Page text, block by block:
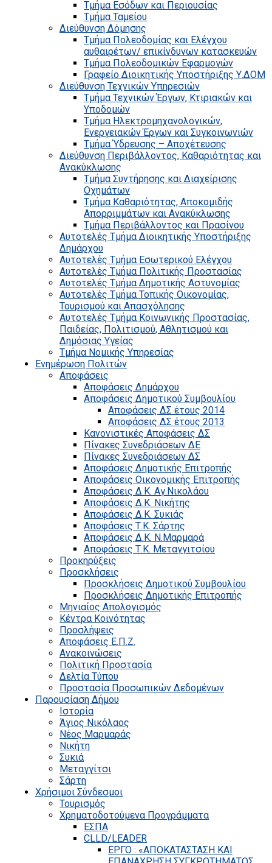
Τμήμα Εσόδων και Περιουσίας
Τμήμα Ταμείου
Διεύθυνση Δόμησης
Τμήμα Πολεοδομίας και Ελέγχου
αυθαιρέτων/ επικίνδυνων κατασκευών
Τμήμα Πολεοδομικών Εφαρμογών
Γραφείο Διοικητικής Υποστήριξης Υ.ΔΟΜ
Διεύθυνση Τεχνικών Υπηρεσιών
Τμήμα Τεχνικών Έργων, Κτιριακών και
Υποδομών
Τμήμα Ηλεκτρομηχανολογικών,
Ενεργειακών Έργων και Συγκοινωνιών
Τμήμα Ύδρευσης – Αποχέτευσης
Διεύθυνση Περιβάλλοντος, Καθαριότητας και
Ανακύκλωσης
Τμήμα Συντήρησης και Διαχείρισης
Οχημάτων
Τμήμα Καθαριότητας, Αποκομιδής
Απορριμμάτων και Ανακύκλωσης
Τμήμα Περιβάλλοντος και Πρασίνου
Αυτοτελές Τμήμα Διοικητικής Υποστήριξης
Δημάρχου
Αυτοτελές Τμήμα Εσωτερικού Ελέγχου
Αυτοτελές Τμήμα Πολιτικής Προστασίας
Αυτοτελές Τμήμα Δημοτικής Αστυνομίας
Αυτοτελές Τμήμα Τοπικής Οικονομίας,
Τουρισμού και Απασχόλησης
Αυτοτελές Τμήμα Κοινωνικής Προστασίας,
Παιδείας, Πολιτισμού, Αθλητισμού και
Δημόσιας Υγείας
Τμήμα Νομικής Υπηρεσίας
Ενημέρωση Πολιτών
Αποφάσεις
Αποφάσεις Δημάρχου
Αποφάσεις Δημοτικού Συμβουλίου
Αποφάσεις ΔΣ έτους 2014
Αποφάσεις ΔΣ έτους 2013
Κανονιστικές Αποφάσεις ΔΣ
Πίνακες Συνεδριάσεων ΔΕ
Πίνακες Συνεδριάσεων ΔΣ
Αποφάσεις Δημοτικής Επιτροπής
Αποφάσεις Οικονομικής Επιτροπής
Αποφάσεις Δ.Κ. Αγ.Νικολάου
Αποφάσεις Δ.Κ. Νικήτης
Αποφάσεις Δ.Κ. Συκιάς
Αποφάσεις Τ.Κ. Σάρτης
Αποφάσεις Δ.Κ. Ν.Μαρμαρά
Αποφάσεις Τ.Κ. Μεταγγιτσίου
Προκηρύξεις
Προσκλήσεις
Προσκλήσεις Δημοτικού Συμβουλίου
Προσκλήσεις Δημοτικής Επιτροπής
Μηνιαίος Απολογισμός
Κέντρα Κοινότητας
Προσλήψεις
Αποφάσεις Ε.Π.Ζ.
Ανακοινώσεις
Πολιτική Προστασία
Δελτία Τύπου
Προστασία Προσωπικών Δεδομένων
Παρουσίαση Δήμου
Ιστορία
Άγιος Νικόλαος
Νέος Μαρμαράς
Νικήτη
Συκιά
Μεταγγίτσι
Σάρτη
Χρήσιμοι Σύνδεσμοι
Τουρισμός
Χρηματοδοτούμενα Προγράμματα
ΕΣΠΑ
CLLD/LEADER
ΕΡΓΟ : «ΑΠΟΚΑΤΑΣΤΑΣΗ ΚΑΙ